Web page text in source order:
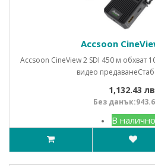
Accsoon
Accsoon CineView 2 SDI 450 м обхват
видео
1,132.43
Без
В